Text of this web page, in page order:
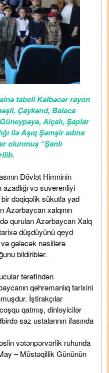
tabeli Kəlbəcər rayon
Çaykənd, Balaca
Alçalı, Şaplar
ilə Aşıq Şəmşir adına
olunmuş “Şanlı
Dövlət Himninin
və suverenliyi
dəqiqəlik sükutla yad
Azərbaycan xalqının
qurulan Azərbaycan Xalq
düşdüyünü qeyd
gələcək nəsillərə
bildiriblər.
tərəfindən
qəhrəmanlıq tarixini
İştirakçılar
qatmış, dinləyicilər
saz ustalarının ifasında
vətənpərvərlik ruhunda
– Müstəqillik Gününün